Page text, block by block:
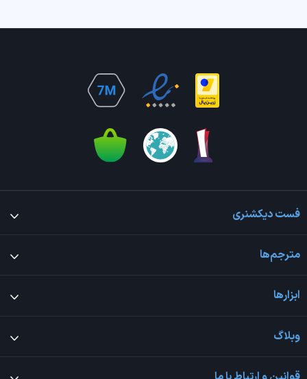
فست دیکشنری
مترجم‌ها
ابزارها
وبلاگ